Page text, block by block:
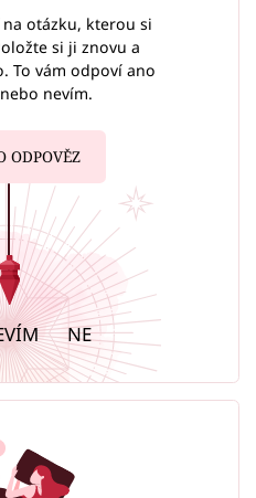
otázku, kterou si
si ji znovu a
To vám odpoví ano
nevím.
ODPOVĚZ
NE